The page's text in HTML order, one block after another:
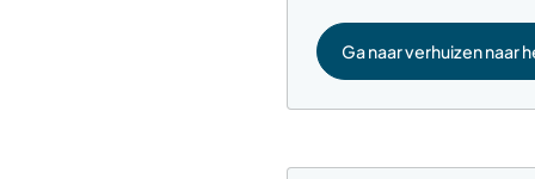
Ga naar verhuizen naar